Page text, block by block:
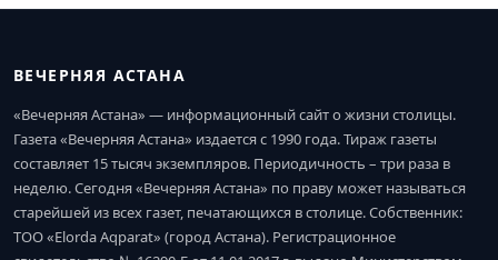
ВЕЧЕРНЯЯ АСТАНА
«Вечерняя Астана» — информационный сайт о жизни столицы.
Газета «Вечерняя Астана» издается с 1990 года. Тираж газеты
составляет 15 тысяч экземпляров. Периодичность – три раза в
неделю. Сегодня «Вечерняя Астана» по праву может называться
старейшей из всех газет, печатающихся в столице. Собственник:
ТОО «Elorda Aqparat» (город Астана). Регистрационное